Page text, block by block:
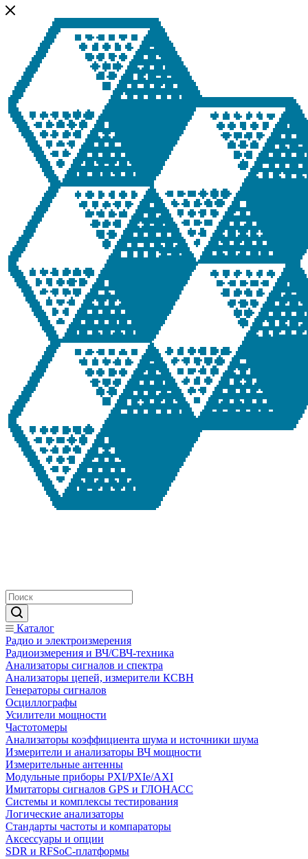
Каталог
Радио и электроизмерения
Радиоизмерения и ВЧ/СВЧ-техника
Анализаторы сигналов и спектра
Анализаторы цепей, измерители КСВН
Генераторы сигналов
Осциллографы
Усилители мощности
Частотомеры
Анализаторы коэффициента шума и источники шума
Измерители и анализаторы ВЧ мощности
Измерительные антенны
Модульные приборы PXI/PXIe/AXI
Имитаторы сигналов GPS и ГЛОНАСС
Системы и комплексы тестирования
Логические анализаторы
Стандарты частоты и компараторы
Аксессуары и опции
SDR и RFSoC‑платформы